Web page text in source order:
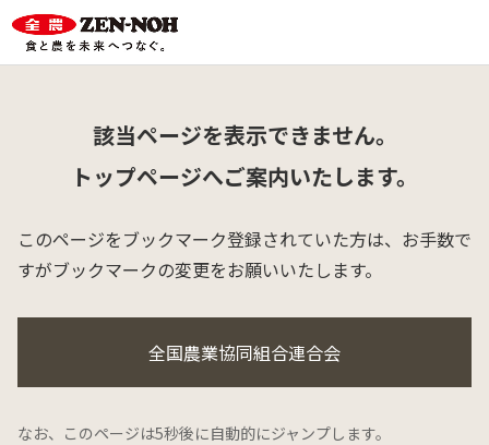
該当ページを表示できません。
トップページへご案内いたします。
このページをブックマーク登録されていた方は、 お手数で
すがブックマークの変更をお願いいたします。
全国農業協同組合連合会
なお、このページは5秒後に自動的にジャンプします。